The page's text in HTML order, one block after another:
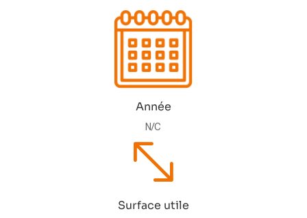
Année
N/C
-
Surface utile